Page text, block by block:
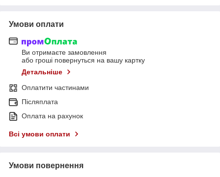
Умови оплати
Ви отримаєте замовлення
або гроші повернуться на вашу картку
Детальніше
Оплатити частинами
Післяплата
Оплата на рахунок
Всі умови оплати
Умови повернення